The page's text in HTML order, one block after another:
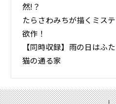
然!？
たらさわみちが描くミス
欲作！
【同時収録】雨の日はふ
猫の通る家